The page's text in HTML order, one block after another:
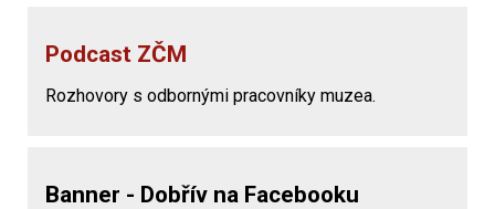
Podcast ZČM
Rozhovory s odbornými pracovníky muzea.
Banner - Dobřív na Facebooku